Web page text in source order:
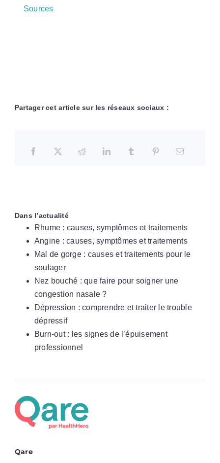
Sources
Partager cet article sur les réseaux sociaux :
Dans l’actualité
Rhume : causes, symptômes et traitements
Angine : causes, symptômes et traitements
Mal de gorge : causes et traitements pour le
soulager
Nez bouché : que faire pour soigner une
congestion nasale ?
Dépression : comprendre et traiter le trouble
dépressif
Burn-out : les signes de l’épuisement
professionnel
Qare